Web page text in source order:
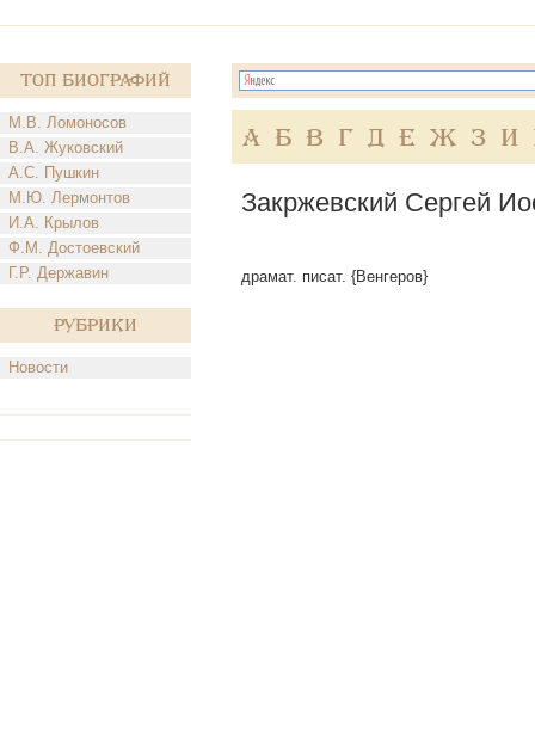
Топ Биографий
М.В. Ломоносов
В.А. Жуковский
А.С. Пушкин
М.Ю. Лермонтов
И.А. Крылов
Ф.М. Достоевский
Г.Р. Державин
Рубрики
Новости
А Б В Г Д Е Ж З И
Закржевский Сергей
драмат. писат. {Венгеров}